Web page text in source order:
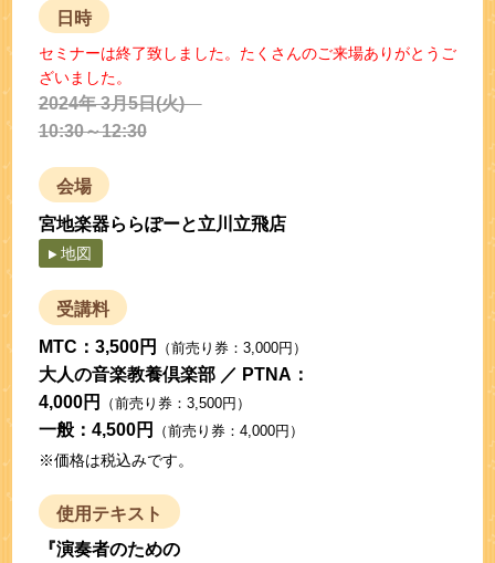
日時
セミナーは終了致しました。たくさんのご来場ありがとうご
ざいました。
2024年 3月5日(火)
10:30～12:30
会場
宮地楽器ららぽーと立川立飛店
地図
受講料
MTC： 3,500円 （前売り券：3,000円）
大人の音楽教養倶楽部 ／ PTNA：
4,000円
（前売り券：3,500円）
一般： 4,500円 （前売り券：4,000円）
※価格は税込みです。
使用テキスト
『演奏者のための